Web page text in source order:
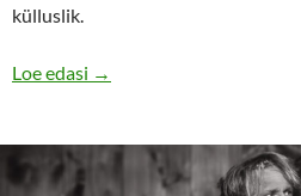
külluslik.
Loe edasi Meie aja valu ja
→